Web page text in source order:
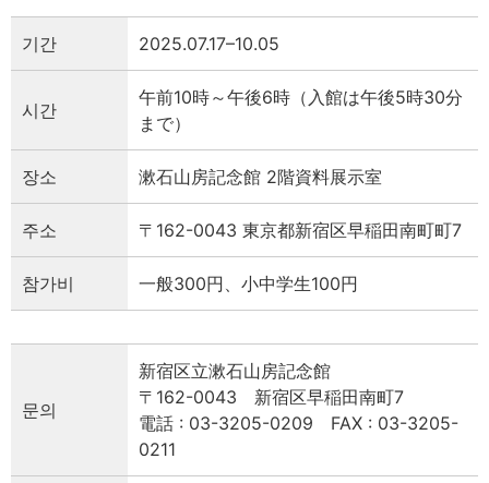
기간 2025.07.17–10.05
시간
午前10時～午後6時（入館は午後5時30分
まで）
장소 漱石山房記念館 2階資料展示室
주소 〒162-0043 東京都新宿区早稲田南町町7
참가비 一般300円、小中学生100円
문의
新宿区立漱石山房記念館
〒162-0043 新宿区早稲田南町7
電話 : 03-3205-0209 FAX : 03-3205-
0211